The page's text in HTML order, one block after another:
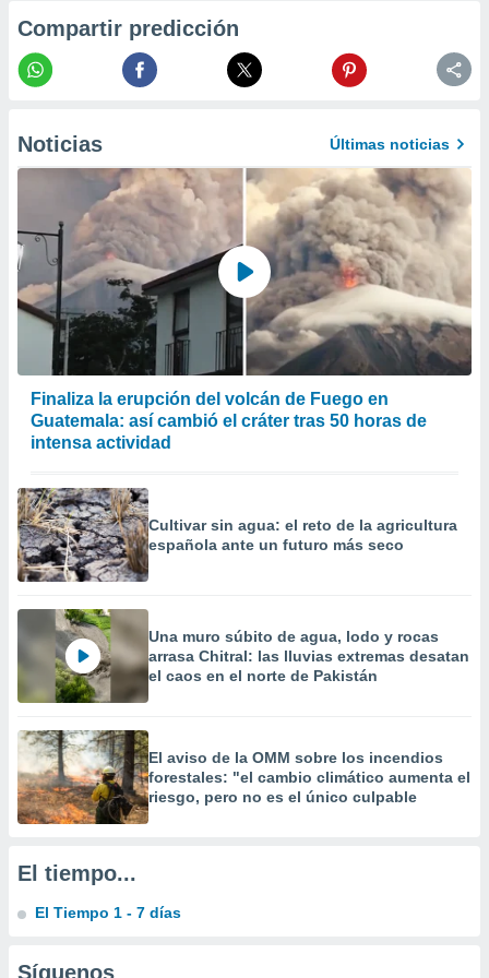
en
en
de
un
o acceder
perfiles
crear un
uso de
la
contenido
medir el
de
o a través
de
de
uso de
Compartir predicción
Noticias Últimas noticias
Finaliza la erupción del volcán de Fuego en
Guatemala: así cambió el cráter tras 50 horas de
intensa actividad
Cultivar sin agua: el reto de la agricultura
española ante un futuro más seco
Una muro súbito de agua, lodo y rocas
arrasa Chitral: las lluvias extremas desatan
el caos en el norte de Pakistán
El aviso de la OMM sobre los incendios
forestales: "el cambio climático aumenta el
riesgo, pero no es el único culpable
El tiempo...
El Tiempo 1 - 7 días
Síguenos